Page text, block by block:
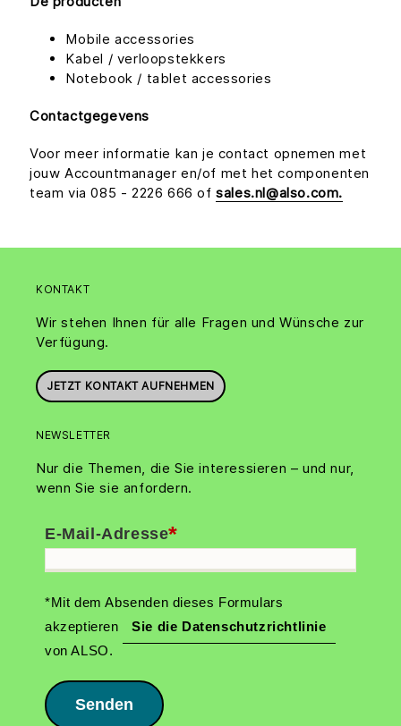
Mobile accessories
Kabel / verloopstekkers
Notebook / tablet accessories
Contactgegevens
Voor meer informatie kan je contact opnemen met
jouw Accountmanager en/of met het componenten
team via 085 - 2226 666 ofsales.nl@also.com.
KONTAKT
Wir stehen Ihnen für alle Fragen und Wünsche zur
Verfügung.
JETZT KONTAKT AUFNEHMEN
NEWSLETTER
Nur die Themen, die Sie interessieren – und nur,
wenn Sie sie anfordern.
*
E-Mail-Adresse
*Mit dem Absenden dieses Formulars
akzeptieren
Sie die Datenschutzrichtlinie
von ALSO.
Senden